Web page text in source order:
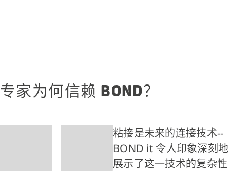
专家为何信赖 BOND？
粘接是未来的连接技术--
BOND it 令人印象深刻地
展示了这一技术的复杂性